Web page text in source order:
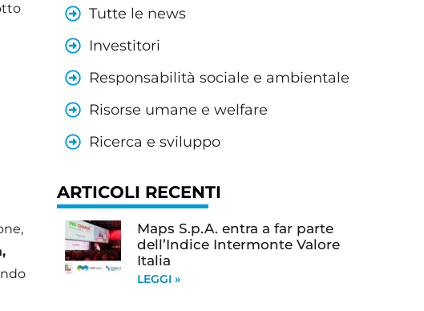
Tutte le news
Investitori
Responsabilità sociale e ambientale
Risorse umane e welfare
Ricerca e sviluppo
ARTICOLI RECENTI
Maps S.p.A. entra a far parte
dell’Indice Intermonte Valore
Italia
LEGGI »